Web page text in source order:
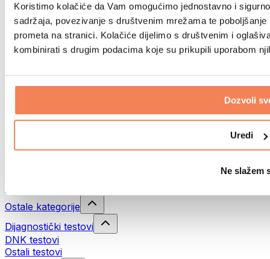
Koristimo kolačiće da Vam omogućimo jednostavno i
sadržaja, povezivanje s društvenim mrežama te
prometa na stranici. Kolačiće dijelimo s društvenim i
kombinirati s drugim podacima koje su prikupili uporabom
Dozvoli
Uredi
Ne slažem
Biciklizam
Joga i pilates
Kupanje hladnom vodom
Plivanje
Planinarenje
Biohacking
Terapija crvenim svjetlom
Eko kućanstvo
Ostale kategorije
Dijagnostički testovi
DNK testovi
Ostali testovi